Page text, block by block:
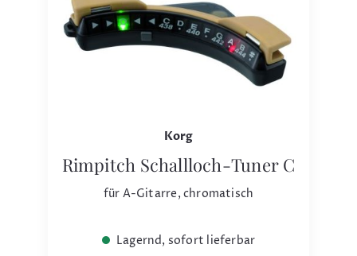
Korg
Rimpitch Schallloch-Tuner C
für A-Gitarre, chromatisch
Lagernd, sofort lieferbar